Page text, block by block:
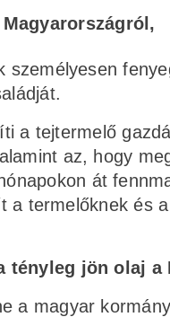
a tejtermelő
az, hogy
át
a termelőknek és
tényleg jön olaj a
a magyar